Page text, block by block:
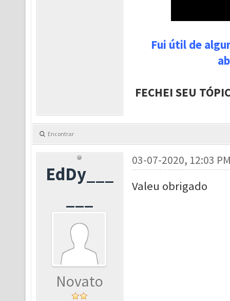
Fui útil de
FECHEI SEU
Encontrar
EdDy___
Novato
03-07-2020, 12:03
Valeu obrigado